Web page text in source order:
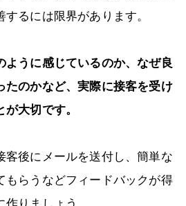
るには限界があります。
ように感じているのか、なぜ良
たのかなど、実際に接客を受け
大切です。
客後にメールを送付し、簡単な
もらうなどフィードバックが得